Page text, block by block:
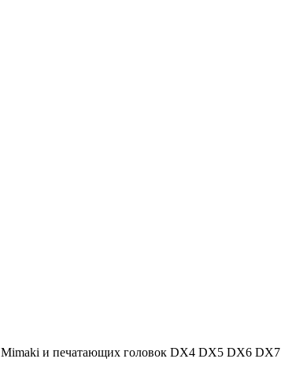
Mimaki и печатающих головок DX4 DX5 DX6 DX7